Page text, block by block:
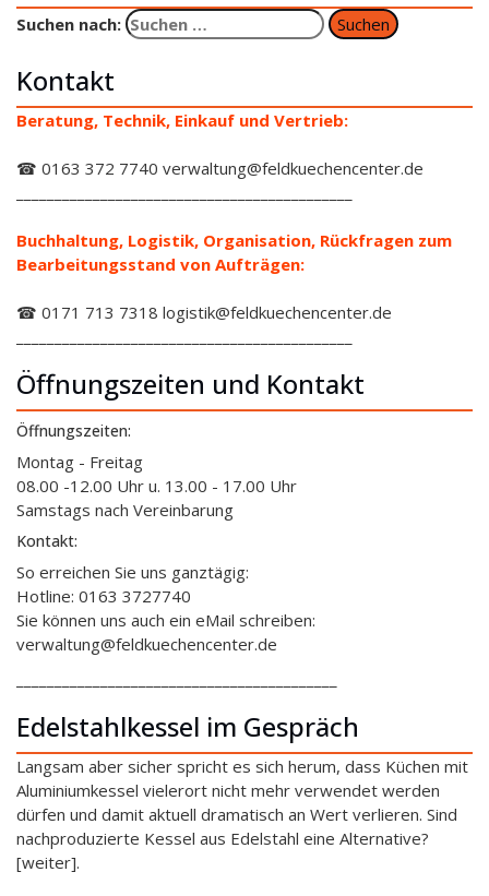
Suchen nach:
Kontakt
Beratung, Technik, Einkauf und Vertrieb:
☎ 0163 372 7740 verwaltung@feldkuechencenter.de
Buchhaltung, Logistik, Organisation, Rückfragen zum
Bearbeitungsstand von Aufträgen:
☎ 0171 713 7318 logistik@feldkuechencenter.de
Öffnungszeiten und Kontakt
Öffnungszeiten:
Montag - Freitag
08.00 -12.00 Uhr u. 13.00 - 17.00 Uhr
Samstags nach Vereinbarung
Kontakt:
So erreichen Sie uns ganztägig:
Hotline: 0163 3727740
Sie können uns auch ein eMail schreiben:
verwaltung@feldkuechencenter.de
Edelstahlkessel im Gespräch
Langsam aber sicher spricht es sich herum, dass Küchen mit
Aluminiumkessel vielerort nicht mehr verwendet werden
dürfen und damit aktuell dramatisch an Wert verlieren. Sind
nachproduzierte Kessel aus Edelstahl eine Alternative?
[weiter].